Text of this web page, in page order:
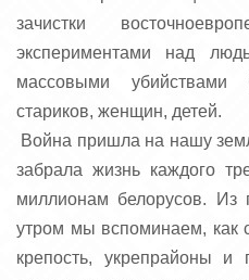
зачистки
экспериментами над
массовыми убийствами
стариков, женщин, детей.
Война пришла на нашу
забрала жизнь каждого
миллионам белорусов. Из
утром мы вспоминаем, как
крепость, укрепрайоны